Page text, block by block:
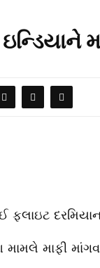
દરમિયાન
માફી